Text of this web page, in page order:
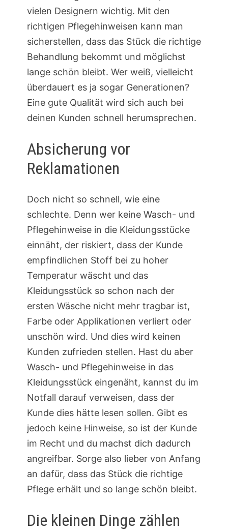
vielen Designern wichtig. Mit den
richtigen Pflegehinweisen kann man
sicherstellen, dass das Stück die richtige
Behandlung bekommt und möglichst
lange schön bleibt. Wer weiß, vielleicht
überdauert es ja sogar Generationen?
Eine gute Qualität wird sich auch bei
deinen Kunden schnell herumsprechen.
Absicherung vor
Reklamationen
Doch nicht so schnell, wie eine
schlechte. Denn wer keine Wasch- und
Pflegehinweise in die Kleidungsstücke
einnäht, der riskiert, dass der Kunde
empfindlichen Stoff bei zu hoher
Temperatur wäscht und das
Kleidungsstück so schon nach der
ersten Wäsche nicht mehr tragbar ist,
Farbe oder Applikationen verliert oder
unschön wird. Und dies wird keinen
Kunden zufrieden stellen. Hast du aber
Wasch- und Pflegehinweise in das
Kleidungsstück eingenäht, kannst du im
Notfall darauf verweisen, dass der
Kunde dies hätte lesen sollen. Gibt es
jedoch keine Hinweise, so ist der Kunde
im Recht und du machst dich dadurch
angreifbar. Sorge also lieber von Anfang
an dafür, dass das Stück die richtige
Pflege erhält und so lange schön bleibt.
Die kleinen Dinge zählen